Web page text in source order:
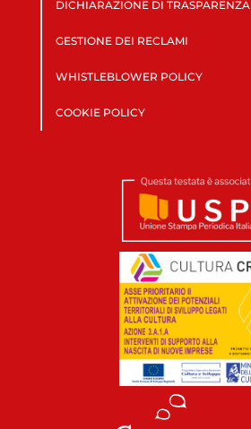
DICHIARAZIONE DI TRASPARENZA
GESTIONE DEI RECLAMI
WHISTLEBLOWER POLICY
COOKIE POLICY